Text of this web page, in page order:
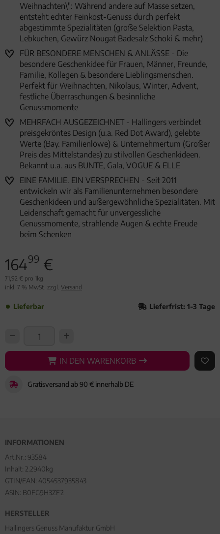
Weihnachten\": Während andere auf Masse setzen,
entsteht echter Feinkost-Genuss durch perfekt
abgestimmte Spezialitäten (große Selektion Pasta,
Lebkuchen, Gewürz Nougat Badesalz Schoki & mehr)
FÜR BESONDERE MENSCHEN & ANLÄSSE - Die
besondere Geschenkidee für Frauen, Männer, Freunde,
Familie, Kollegen & besondere Lieblingsmenschen.
Perfekt für Weihnachten, Nikolaus, Winter, Advent,
festliche Überraschungen & besinnliche
Genussmomente
MEHRFACH AUSGEZEICHNET - Hallingers verbindet
preisgekröntes Design (u.a. Red Dot Award), gelebte
Werte (Bay. Familienlöwe) & Unternehmertum (Großer
Preis des Mittelstandes) zu stilvollen Geschenkideen.
Bekannt u.a. aus BUNTE, Gala, VOGUE & ELLE
EINE FAMILIE. EIN VERSPRECHEN - Seit 2011
entwickeln wir als Familienunternehmen besondere
Geschenkideen und außergewöhnliche Spezialitäten. Mit
Leidenschaft gemacht für unvergessliche
Genussmomente, strahlende Augen & echte Freude
beim Schenken
16499 €
71,92 € pro 1kg
inkl. 7 % MwSt. zzgl. Versand
Lieferbar Lieferfrist: 1-3 Tage
IN DEN WARENKORB
IN DEN WARENKORB AUF
Gratisversand ab 90 € innerhalb DE
INFORMATIONEN
Art.Nr.: 93584
Inhalt: 2.2940kg
GTIN/EAN: 4054537935843
ASIN: B0FG9H3ZF2
HERSTELLER
Hallingers Genuss Manufaktur GmbH